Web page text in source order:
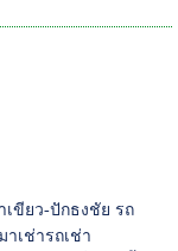
เขียว-ปักธงชัย รถ
าเช่ารถเช่า